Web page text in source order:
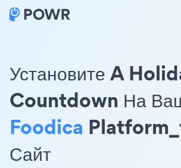
Установите A
Countdown На
Foodica
Сайт